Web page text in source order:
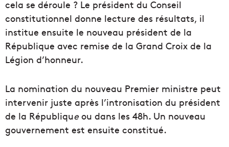
cela se déroule ? Le président du Conseil
constitutionnel donne lecture des résultats, il
institue ensuite le nouveau président de la
République avec remise de la Grand Croix de la
Légion d’honneur.
La nomination du nouveau Premier ministre peut
intervenir juste après l’intronisation du président
de la Républiqueou dans les 48h. Un nouveau
gouvernement est ensuite constitué.